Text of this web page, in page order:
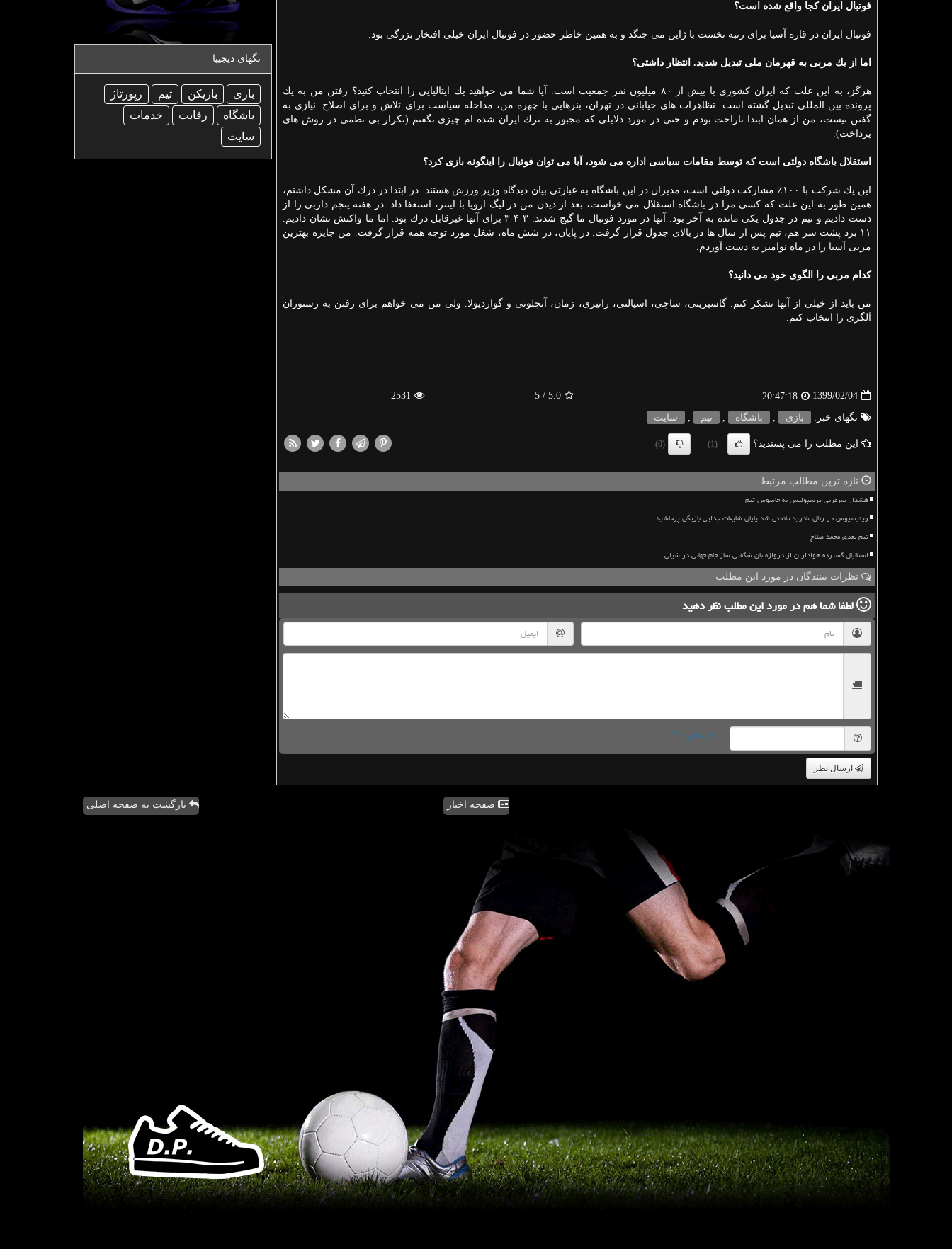
فوتبال ایران كجا واقع شده است؟
فوتبال ایران در قاره آسیا برای رتبه نخست با ژاپن می جنگد و به همین خاطر حضور در فوتبال ایران خیلی افتخار بزرگی بود.
اما از یك مربی به قهرمان ملی تبدیل شدید. انتظار داشتی؟
هرگز، به این علت كه ایران كشوری با بیش از ۸۰ میلیون نفر جمعیت است. آیا شما می خواهید یك ایتالیایی را انتخاب كنید؟ رفتن من به یك
پرونده بین المللی تبدیل گشته است. تظاهرات های خیابانی در تهران، بنرهایی با چهره من، مداخله سیاست برای تلاش و برای اصلاح. نیازی به
گفتن نیست، من از همان ابتدا ناراحت بودم و حتی در مورد دلایلی كه مجبور به ترك ایران شده ام چیزی نگفتم (تكرار بی نظمی در روش های
پرداخت).
استقلال باشگاه دولتی است كه توسط مقامات سیاسی اداره می شود، آیا می توان فوتبال را اینگونه بازی كرد؟
این یك شركت با ۱۰۰٪ مشاركت دولتی است، مدیران در این باشگاه به عبارتی بیان دیدگاه وزیر ورزش هستند. در ابتدا در درك آن مشكل داشتم،
همین طور به این علت كه كسی مرا در باشگاه استقلال می خواست، بعد از دیدن من در لیگ اروپا با اینتر، استعفا داد. در هفته پنجم داربی را از
دست دادیم و تیم در جدول یكی مانده به آخر بود. آنها در مورد فوتبال ما گیج شدند: ۳-۴-۳ برای آنها غیرقابل درك بود. اما ما واكنش نشان دادیم.
۱۱ برد پشت سر هم، تیم پس از سال ها در بالای جدول قرار گرفت. در پایان، در شش ماه، شغل مورد توجه همه قرار گرفت. من جایزه بهترین
مربی آسیا را در ماه نوامبر به دست آوردم.
كدام مربی را الگوی خود می دانید؟
من باید از خیلی از آنها تشكر كنم. گاسپرینی، ساچی، اسپالتی، رانیری، زمان، آنچلوتی و گواردیولا. ولی من می خواهم برای رفتن به رستوران
آلگری را انتخاب كنم.
1399/02/04
20:47:18
5.0
/ 5
2531
تگهای خبر: بازی باشگاه تیم سایت
این مطلب را می پسندید؟ (1)
(0)
تازه ترین مطالب مرتبط
هشدار سرمربی پرسپولیس به جاسوس تیم
وینیسیوس در رئال مادرید ماندنی شد پایان شایعات جدایی بازیکن پرحاشیه
تیم بعدی محمد صلاح
استقبال گسترده هواداران از دروازه بان شگفتی ساز جام جهانی در شیلی
نظرات بینندگان در مورد این مطلب
لطفا شما همدر مورد این مطلبنظر دهید
= ۹ بعلاوه ۳
ارسال نظر
تگهای دیجیپا
بازی بازیكن تیم
رپورتاژ
باشگاه
رقابت
خدمات
سایت
صفحه اخبار بازگشت به صفحه اصلی